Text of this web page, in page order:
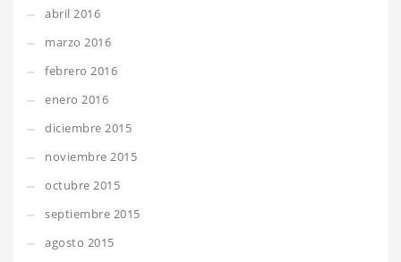
abril 2016
marzo 2016
febrero 2016
enero 2016
diciembre 2015
noviembre 2015
octubre 2015
septiembre 2015
agosto 2015